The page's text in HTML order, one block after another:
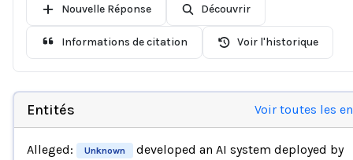
Nouvelle Réponse Découvrir
Informations de citation Voir l'historique
Entités Voir toutes les
Alleged: Unknown developed an AI system deployed by